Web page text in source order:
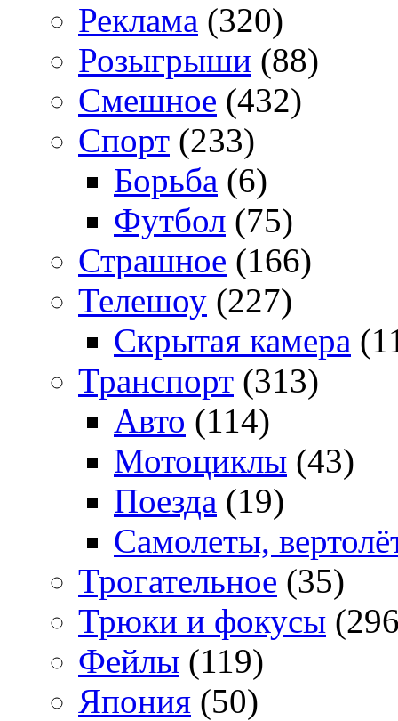
Реклама (320)
Розыгрыши (88)
Смешное (432)
Спорт (233)
Борьба (6)
Футбол (75)
Страшное (166)
Телешоу (227)
Скрытая камера
Транспорт (313)
Авто (114)
Мотоциклы (43)
Поезда (19)
Самолеты,
Трогательное (35)
Трюки и фокусы
Фейлы (119)
Япония (50)